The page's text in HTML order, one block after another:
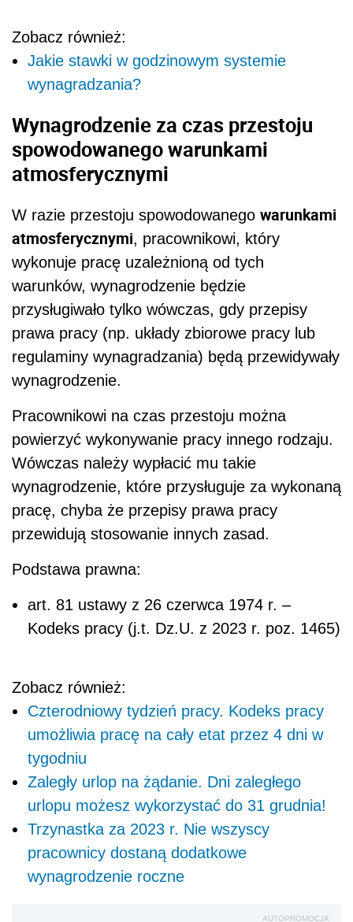
Zobacz również:
Jakie stawki w godzinowym systemie
wynagradzania?
Wynagrodzenie za czas przestoju
spowodowanego warunkami
atmosferycznymi
W razie przestoju spowodowanego warunkami
atmosferycznymi, pracownikowi, który
wykonuje pracę uzależnioną od tych
warunków, wynagrodzenie będzie
przysługiwało tylko wówczas, gdy przepisy
prawa pracy (np. układy zbiorowe pracy lub
regulaminy wynagradzania) będą przewidywały
wynagrodzenie.
Pracownikowi na czas przestoju można
powierzyć wykonywanie pracy innego rodzaju.
Wówczas należy wypłacić mu takie
wynagrodzenie, które przysługuje za wykonaną
pracę, chyba że przepisy prawa pracy
przewidują stosowanie innych zasad.
Podstawa prawna:
art. 81 ustawy z 26 czerwca 1974 r. –
Kodeks pracy (j.t. Dz.U. z 2023 r. poz. 1465)
Zobacz również:
Czterodniowy tydzień pracy. Kodeks pracy
umożliwia pracę na cały etat przez 4 dni w
tygodniu
Zaległy urlop na żądanie. Dni zaległego
urlopu możesz wykorzystać do 31 grudnia!
Trzynastka za 2023 r. Nie wszyscy
pracownicy dostaną dodatkowe
wynagrodzenie roczne
AUTOPROMOCJA